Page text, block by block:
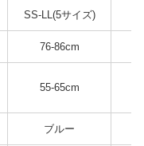
SS-LL(5サイズ)
76-86cm
55-65cm
ブルー